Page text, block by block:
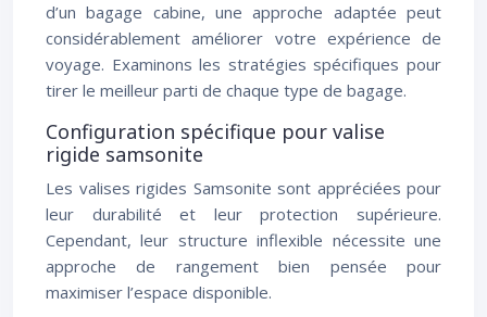
d’un bagage cabine, une approche adaptée peut
considérablement améliorer votre expérience de
voyage. Examinons les stratégies spécifiques pour
tirer le meilleur parti de chaque type de bagage.
Configuration spécifique pour valise
rigide samsonite
Les valises rigides Samsonite sont appréciées pour
leur durabilité et leur protection supérieure.
Cependant, leur structure inflexible nécessite une
approche de rangement bien pensée pour
maximiser l’espace disponible.